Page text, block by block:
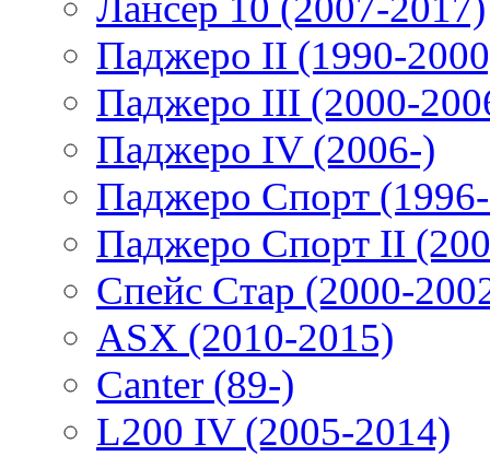
Паджеро II (1990-
Паджеро III (2000-
Паджеро IV (2006-)
Паджеро Спорт
Паджеро Спорт II
Спейс Стар (2000-
ASX (2010-2015)
Canter (89-)
L200 IV (2005-2014)